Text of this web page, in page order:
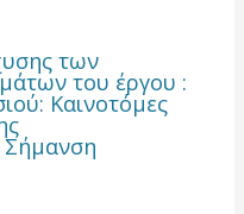
των
του έργου :
Καινοτόμες
Σήμανση